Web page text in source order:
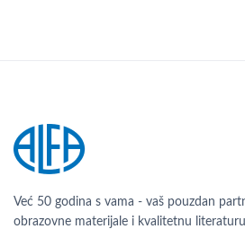
Već 50 godina s vama - vaš pouzdan
obrazovne materijale i kvalitetnu